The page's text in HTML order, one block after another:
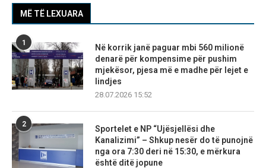
MË TË LEXUARA
1
Në korrik janë paguar mbi 560 milionë
denarë për kompensime për pushim
mjekësor, pjesa më e madhe për lejet e
lindjes
28.07.2026 15:52
2
Sportelet e NP “Ujësjellësi dhe
Kanalizimi” – Shkup nesër do të punojnë
nga ora 7:30 deri në 15:30, e mërkura
është ditë jopune